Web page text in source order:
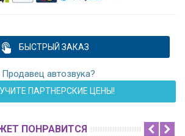
БЫСТРЫЙ ЗАКАЗ
Продавец автозвука?
ПАРТНЕРСКИЕ ЦЕНЫ!
ПОНРАВИТСЯ